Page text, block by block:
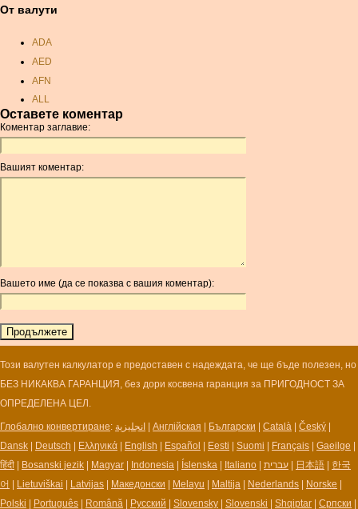
От валути
ADA
AED
AFN
ALL
AMD
ANC
ANG
AOA
AUR
AWG
BAM
BBD
BCH
BCN
BDT
BGN
Оставете коментар
Коментар заглавие:
Вашият коментар:
Вашето име (да се показва с вашия коментар):
Този валутен калкулатор е предоставен с надеждата, че ще бъде полезен, но
БЕЗ НИКАКВА ГАРАНЦИЯ, без дори косвена гаранция за ПРИГОДНОСТ ЗА
ОПРЕДЕЛЕНА ЦЕЛ.
Глобално конвертиране: انجليزية | Англійская | Български | Català | Český |
Dansk | Deutsch | Ελληνικά | English | Español | Eesti | Suomi | Français | Gaeilge |
हिंदी | Bosanski jezik | Magyar | Indonesia | Íslenska | Italiano | עברית | 日本語 | 한국
어 | Lietuviškai | Latvijas | Македонски | Melayu | Maltija | Nederlands | Norske |
Polski | Português | Română | Русский | Slovensky | Slovenski | Shqiptar | Српски |